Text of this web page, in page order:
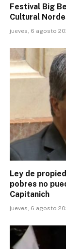
Festival Big
Cultural
jueves, 6 agosto
Ley de
pobres no
Capitanich
jueves, 6 agosto